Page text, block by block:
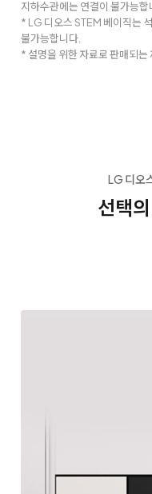
지하수관에는 연결이 불가능합
* LG 디오스 STEM 베이직는
불가능합니다.
* 설명을 위한 자료로 판매되
LG 디오
선택